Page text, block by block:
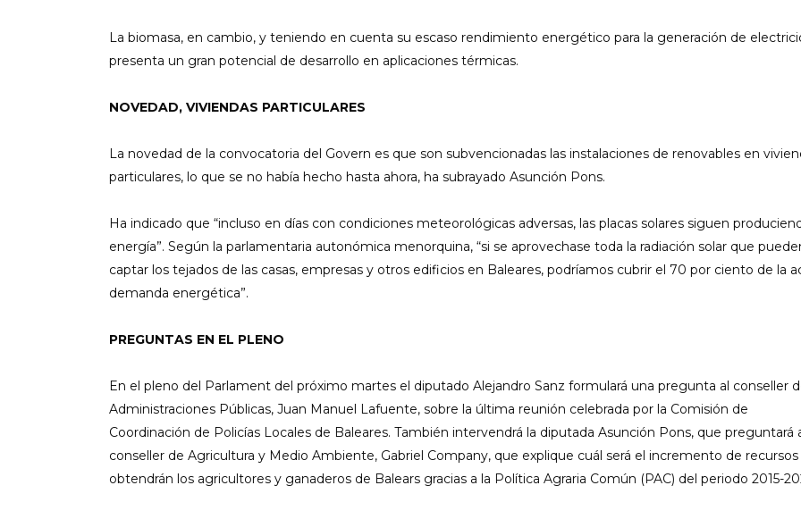
La biomasa, en cambio, y teniendo en cuenta su escaso rendimiento energético para la generación de
presenta un gran potencial de desarrollo en aplicaciones térmicas.
NOVEDAD, VIVIENDAS PARTICULARES
La novedad de la convocatoria del Govern es que son subvencionadas las instalaciones de renovables en
particulares, lo que se no había hecho hasta ahora, ha subrayado Asunción Pons.
Ha indicado que “incluso en días con condiciones meteorológicas adversas, las placas solares siguen
energía”. Según la parlamentaria autonómica menorquina, “si se aprovechase toda la radiación solar que
captar los tejados de las casas, empresas y otros edificios en Baleares, podríamos cubrir el 70 por ciento de la
demanda energética”.
PREGUNTAS EN EL PLENO
En el pleno del Parlament del próximo martes el diputado Alejandro Sanz formulará una pregunta al conseller
Administraciones Públicas, Juan Manuel Lafuente, sobre la última reunión celebrada por la Comisión de
Coordinación de Policías Locales de Baleares. También intervendrá la diputada Asunción Pons, que preguntará
conseller de Agricultura y Medio Ambiente, Gabriel Company, que explique cuál será el incremento de
obtendrán los agricultores y ganaderos de Balears gracias a la Política Agraria Común (PAC) del periodo 2015-